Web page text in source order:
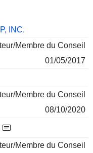
INC.
31/12/2025
0
30/06/2026
INC.
Membre du Conseil
01/05/2017
Membre du Conseil
08/10/2020
Membre du Conseil